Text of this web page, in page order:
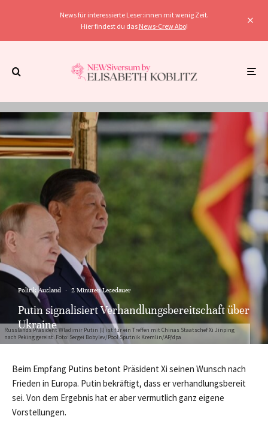
News für interessierte Leser:innen mit wenig Zeit.
Hier findest du das News-Crew Abo!
Russlands Präsident Wladimir Putin (l) ist für ein Treffen mit Chinas Staatschef Xi Jinping
nach Peking gereist. Foto: Sergei Bobylev/Pool Sputnik Kremlin/AP/dpa
Politik Ausland · 2 Minuten Lesedauer
Putin signalisiert Verhandlungsbereitschaft über
Ukraine
Beim Empfang Putins betont Präsident Xi seinen Wunsch nach
Frieden in Europa. Putin bekräftigt, dass er verhandlungsbereit
sei. Von dem Ergebnis hat er aber vermutlich ganz eigene
Vorstellungen.